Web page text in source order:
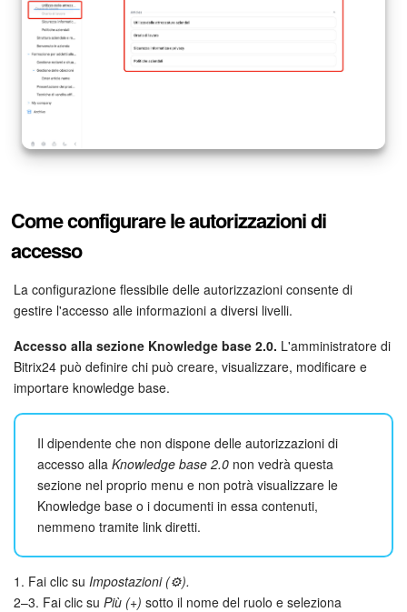
Come configurare le autorizzazioni di
accesso
La configurazione flessibile delle autorizzazioni consente di
gestire l'accesso alle informazioni a diversi livelli.
Accesso alla sezione Knowledge base 2.0. L'amministratore di
Bitrix24 può definire chi può creare, visualizzare, modificare e
importare knowledge base.
Il dipendente che non dispone delle autorizzazioni di
accesso alla Knowledge base 2.0 non vedrà questa
sezione nel proprio menu e non potrà visualizzare le
Knowledge base o i documenti in essa contenuti,
nemmeno tramite link diretti.
1. Fai clic su Impostazioni (⚙️).
2–3. Fai clic su Più (+) sotto il nome del ruolo e seleziona